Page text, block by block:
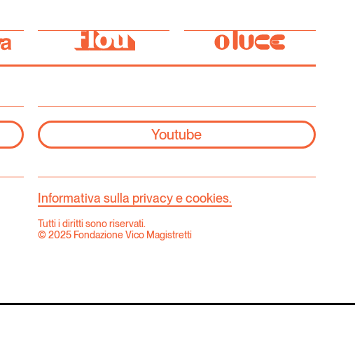
Youtube
Informativa sulla privacy e cookies.
Tutti i diritti sono riservati.
© 2025 Fondazione Vico Magistretti